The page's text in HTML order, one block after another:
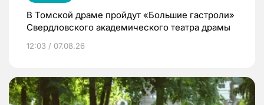
В Томской драме пройдут «Большие гастроли»
Свердловского академического театра драмы
12:03 / 07.08.26